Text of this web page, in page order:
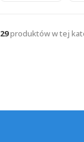
29produktów w tej